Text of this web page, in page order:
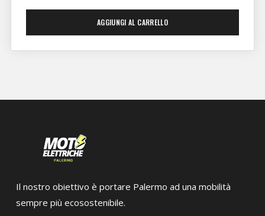
AGGIUNGI AL CARRELLO
Il nostro obiettivo è portare Palermo ad una mobilità
sempre più ecosostenibile.